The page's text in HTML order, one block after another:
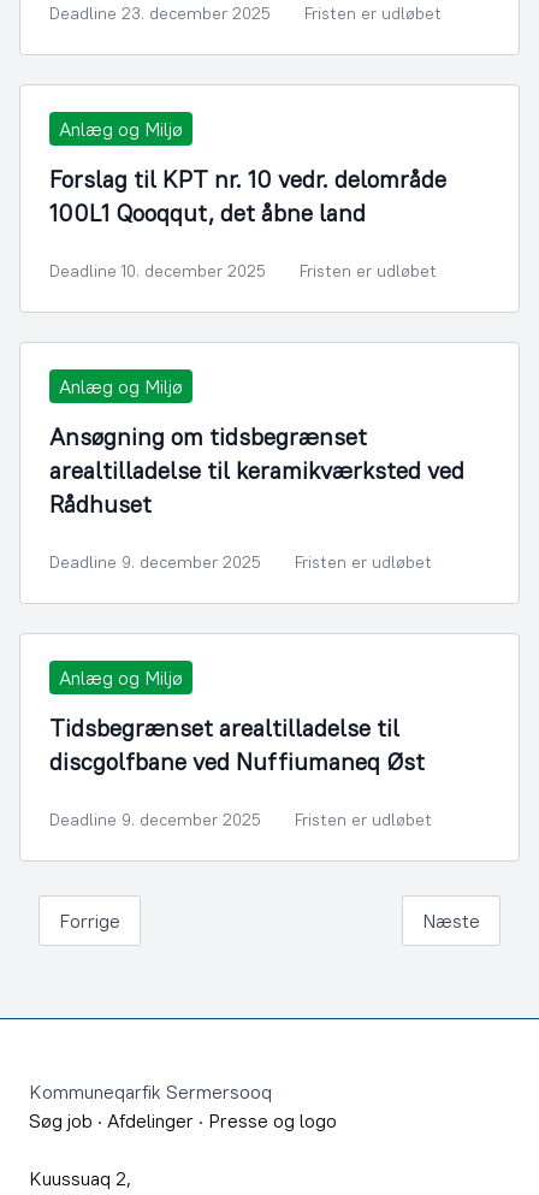
Deadline 23. december 2025 Fristen er udløbet
Anlæg og Miljø
Forslag til KPT nr. 10 vedr. delområde
100L1 Qooqqut, det åbne land
Deadline 10. december 2025 Fristen er udløbet
Anlæg og Miljø
Ansøgning om tidsbegrænset
arealtilladelse til keramikværksted ved
Rådhuset
Deadline 9. december 2025 Fristen er udløbet
Anlæg og Miljø
Tidsbegrænset arealtilladelse til
discgolfbane ved Nuffiumaneq Øst
Deadline 9. december 2025 Fristen er udløbet
Forrige Næste
Kommuneqarfik Sermersooq
Søg job · Afdelinger · Presse og logo
Kuussuaq 2,